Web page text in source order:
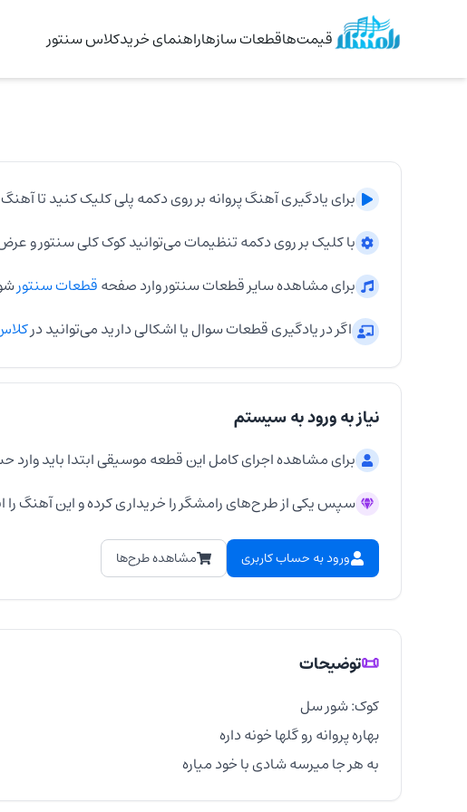
قیمت‌هاقطعات سازهاراهنمای خریدکلاس سنتور
برای یادگیری آهنگپروانهبر روی دکمه پلی کلیک کنید تا
با کلیک بر روی دکمه تنظیمات می‌توانید کوک کلیسنتورو
برای مشاهده سایر قطعاتسنتوروارد صفحهقطعاتسنتور
اگر در یادگیری قطعات سوال یا اشکالی دارید می‌توانید در
نیاز به ورود به سیستم
برای مشاهده اجرای کامل این قطعه موسیقی ابتدا باید
سپس یکی از طرح‌های رامشگر را خریداری کرده و این آهنگ را
ورود به حساب کاربری مشاهده طرح‌ها
📜توضیحات
به هر جا میرسه شادی با خود میاره